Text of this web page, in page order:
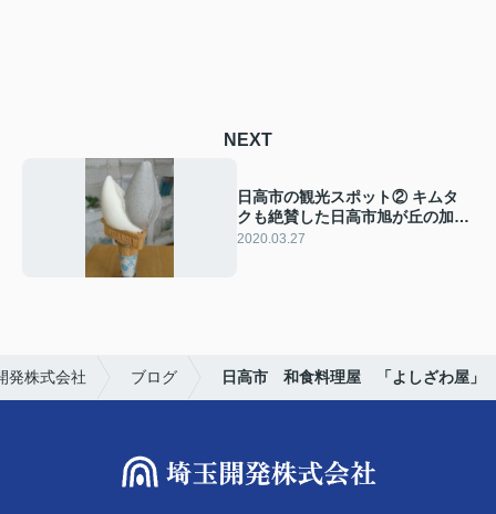
NEXT
日高市の観光スポット② キムタ
クも絶賛した日高市旭が丘の加藤
牧場
2020.03.27
発株式会社 ブログ 日高市 和食料理屋 「よしざわ屋」